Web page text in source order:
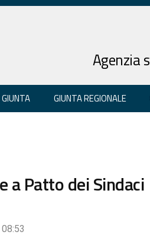
Agenzia
GIUNTA REGIONALE
a Patto dei Sindaci
08:53